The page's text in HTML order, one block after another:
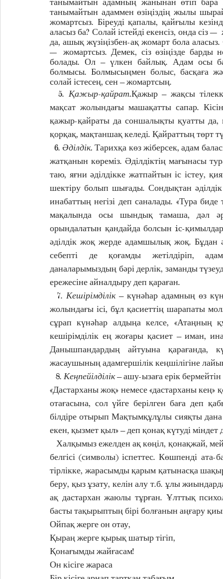
танымайтын адаммен өзіңіздің жылы
жомартсыз. Біреуді қапалы, қайғылы
аласыз ба? Солай істейді екенсіз, онда
да, ашық жүзіңізбен-ақ жомарт бола аласыз.
— жомартсыз. Демек, сіз өзіңізде барды
болады. Ол – үлкен байлық. Адам осы
болмысы. Болмысыңмен болыс, басқаға
солай істесең, сен – жомартсың.
  5.
Қажыр-қайрат.Қажыр – жақсы
мақсат жолындағы машақатты сапар.
қажыр-қайраты да соншалықты қуатты
қорқақ, мақтаншақ келеді. Қайраттың төрт
  6.
Әділдік. Тарихқа көз жіберсек, адам
жатқанын көреміз. Әділдіктің мағынасы
таю, яғни әділдікке жатпайтын іс істеу,
шектіру болып шығады. Сондықтан
инабаттың негізі деп саналады. «Тура
мақалында осы шындық тамаша, дәл
орындалатын қандайда болсын iс-
әділдік жоқ жерде адамшылық жоқ. Бұдан
себепті де қоғамды жетілдіріп,
даналарымыздың бәрі дерлік, заманды
ережесіне айналдыру деп қараған.
  7.
Кешірімділік – күнәһар адамның өз
жолындағы ісі, бұл қасиеттің шарапаты
сұрап күнәһар алдыңа келсе, «Атаңның
кешірімділік ең жоғары қасиет – иман,
Данышпандардың айтуына қарағанда,
жасаушының адамгершілік кеңшілігіне
   8.
Кеңпейілділік – ашу-ызаға ерік
«Дастарханы жоқ» немесе «дастарханы кең»
отағасына, сол үйге берілген баға деп
білдіре отырып Мақтымқұлұлы сияқты
екен, қызмет қыл» – деп қонақ күтуді міндет
белгісі (символы) іспеттес. Көшпенді ата-
тірлікке, жарасымды қарым қатынасқа
беру, қыз ұзату, келін алу т.б. ұлы
ақ дастархан жаюлы тұрған. Ұлттық
басты тақырыптың бірі болғанын аңғару
Ойпақ жерге он отау,
Қыраң жерге қырық шатыр тігіп,
Қонағымды жайғасам!
Он кісіге жараса